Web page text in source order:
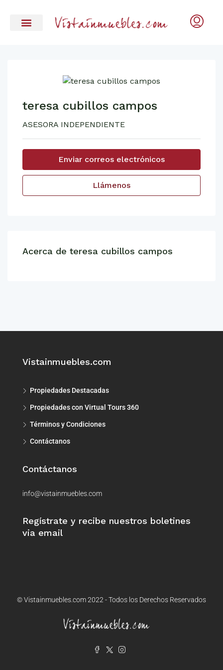
teresa cubillos campos
ASESORA INDEPENDIENTE
Enviar correos electrónicos
Llámenos
Acerca de teresa cubillos campos
Vistainmuebles.com
Propiedades Destacadas
Propiedades con Virtual Tours 360
Términos y Condiciones
Contáctanos
Contáctanos
info@vistainmuebles.com
Regístrate y recibe nuestros boletines
via email
© Vistainmuebles.com 2022 - Todos los Derechos Reservados